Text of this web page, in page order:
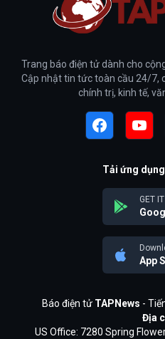
Trang báo điện tử dành cho
Cập nhật tin tức toàn cầu 24/7,
chính trị, kinh tế,
Tải ứng
GET
App
Báo điện tử TAPNews -
Địa
US Office: 7280 Spring